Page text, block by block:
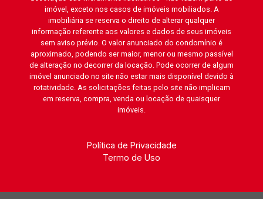
imóvel, exceto nos casos de imóveis mobiliados. A
imobiliária se reserva o direito de alterar qualquer
informação referente aos valores e dados de seus imóveis
sem aviso prévio. O valor anunciado do condomínio é
aproximado, podendo ser maior, menor ou mesmo passível
de alteração no decorrer da locação. Pode ocorrer de algum
imóvel anunciado no site não estar mais disponível devido à
rotatividade. As solicitações feitas pelo site não implicam
em reserva, compra, venda ou locação de quaisquer
imóveis.
Política de Privacidade
Termo de Uso